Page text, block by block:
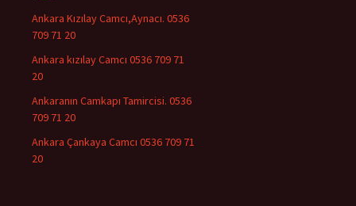
Ankara Kızılay Camcı,Aynacı. 0536
709 71 20
Ankara kızılay Camcı 0536 709 71
20
Ankaranın Camkapı Tamircisi. 0536
709 71 20
Ankara Çankaya Camcı 0536 709 71
20